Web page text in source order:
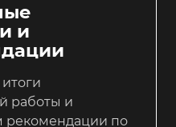
и
работы и
рекомендации по